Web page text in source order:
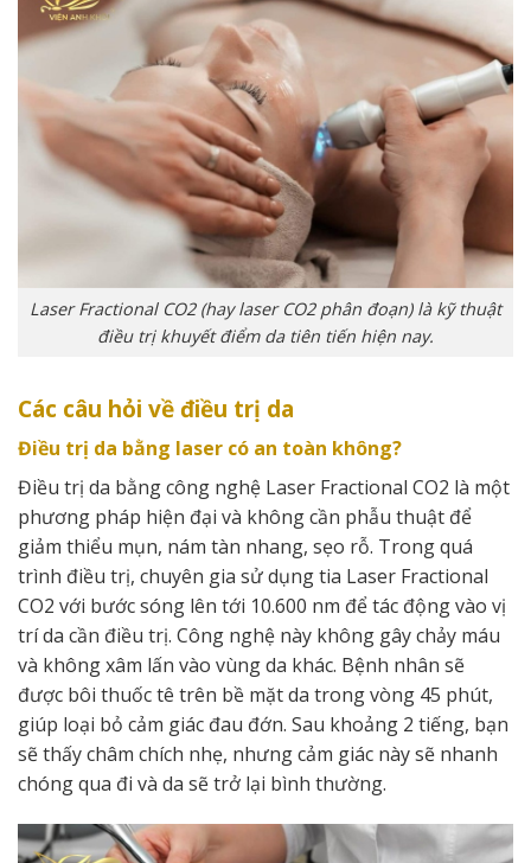
Laser Fractional CO2 (hay laser CO2 phân đoạn) là kỹ thuật
điều trị khuyết điểm da tiên tiến hiện nay.
Các câu hỏi về điều trị da
Điều trị da bằng laser có an toàn không?
Điều trị da bằng công nghệ Laser Fractional CO2 là một
phương pháp hiện đại và không cần phẫu thuật để
giảm thiểu mụn, nám tàn nhang, sẹo rỗ. Trong quá
trình điều trị, chuyên gia sử dụng tia Laser Fractional
CO2 với bước sóng lên tới 10.600 nm để tác động vào vị
trí da cần điều trị. Công nghệ này không gây chảy máu
và không xâm lấn vào vùng da khác. Bệnh nhân sẽ
được bôi thuốc tê trên bề mặt da trong vòng 45 phút,
giúp loại bỏ cảm giác đau đớn. Sau khoảng 2 tiếng, bạn
sẽ thấy châm chích nhẹ, nhưng cảm giác này sẽ nhanh
chóng qua đi và da sẽ trở lại bình thường.